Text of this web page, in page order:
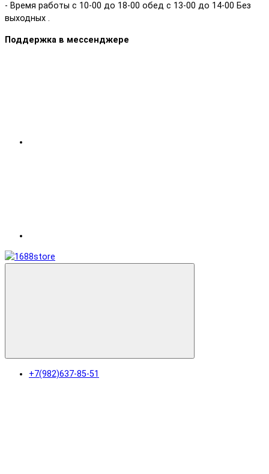
- Время работы с 10-00 до 18-00 обед с 13-00 до 14-00 Без
выходных .
Поддержка в мессенджере
+7(982)637-85-51